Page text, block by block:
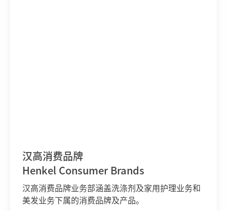
汉高消费品牌
Henkel Consumer Brands
汉高消费品牌业务部涵盖洗涤剂及家用护理业务和
美发业务下属的消费品牌及产品。